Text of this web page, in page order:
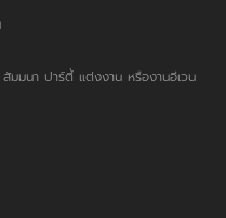
มมนา ปาร์ตี้ แต่งงาน หรืองานอีเวน